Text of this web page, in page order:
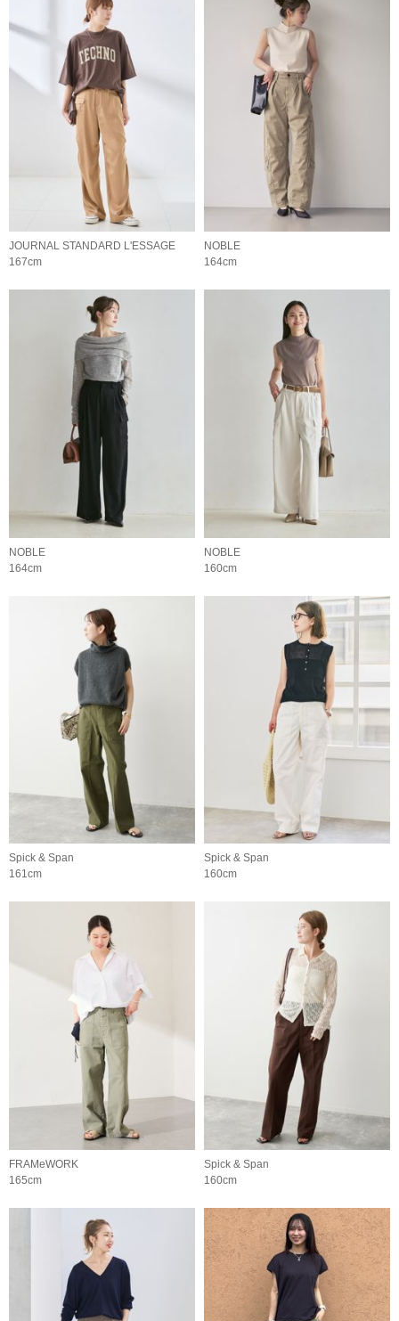
JOURNAL STANDARD L'ESSAGE
167cm
NOBLE
164cm
NOBLE
164cm
NOBLE
160cm
Spick & Span
161cm
Spick & Span
160cm
FRAMeWORK
165cm
Spick & Span
160cm